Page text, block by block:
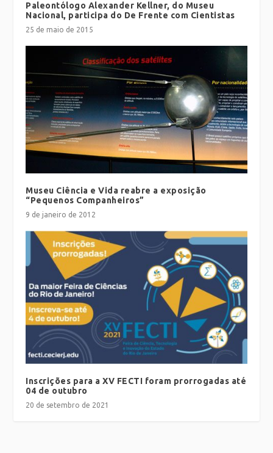
Paleontólogo Alexander Kellner, do Museu
Nacional, participa do De Frente com Cientistas
25 de maio de 2015
Museu Ciência e Vida reabre a exposição
“Pequenos Companheiros”
9 de janeiro de 2012
Inscrições para a XV FECTI foram prorrogadas até
04 de outubro
20 de setembro de 2021